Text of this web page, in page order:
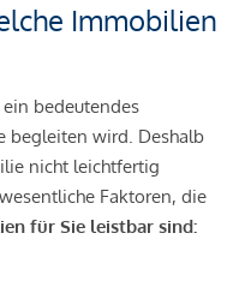
Immobilien
ein bedeutendes
begleiten wird. Deshalb
nicht leichtfertig
Faktoren, die
für Sie leistbar sind: